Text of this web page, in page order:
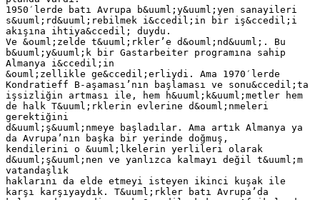
1950′lerde batı Avrupa b&uuml;y&uuml;yen sanayileri
s&uuml;rd&uuml;rebilmek i&ccedil;in bir iş&ccedil;i
akışına ihtiya&ccedil; duydu.
Ve &ouml;zelde t&uuml;rkler’e d&ouml;nd&uuml;. Bu
b&uuml;y&uuml;k bir Gastarbeiter programına sahip
Almanya i&ccedil;in
&ouml;zellikle ge&ccedil;erliydi. Ama 1970′lerde
Kondratieff B-aşaması’nın başlaması ve sonu&ccedil;ta
işsizliğin artması ile, hem h&uuml;k&uuml;metler hem
de halk T&uuml;rklerin evlerine d&ouml;nmeleri
gerektiğini
d&uuml;ş&uuml;nmeye başladılar. Ama artık Almanya ya
da Avrupa’nın başka bir yerinde doğmuş,
kendilerini o &uuml;lkelerin yerlileri olarak
d&uuml;ş&uuml;nen ve yanlızca kalmayı değil t&uuml;m
vatandaşlık
haklarını da elde etmeyi isteyen ikinci kuşak ile
karşı karşıyaydık. T&uuml;rkler batı Avrupa’da